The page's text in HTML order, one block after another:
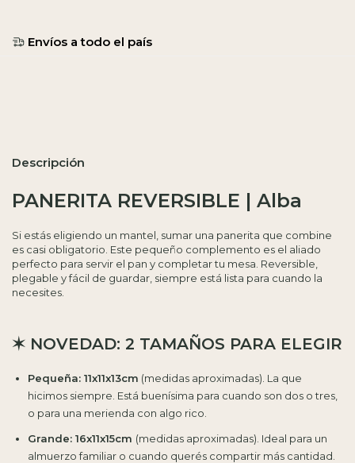
Descripción
PANERITA REVERSIBLE | Alba
Si estás eligiendo un mantel, sumar una panerita que combine
es casi obligatorio. Este pequeño complemento es el aliado
perfecto para servir el pan y completar tu mesa. Reversible,
plegable y fácil de guardar, siempre está lista para cuando la
necesites.
✶ NOVEDAD: 2 TAMAÑOS PARA ELEGIR
Pequeña: 11x11x13cm (medidas aproximadas). La que
hicimos siempre. Está buenísima para cuando son dos o tres,
o para una merienda con algo rico.
Grande: 16x11x15cm (medidas aproximadas). Ideal para un
almuerzo familiar o cuando querés compartir más cantidad.